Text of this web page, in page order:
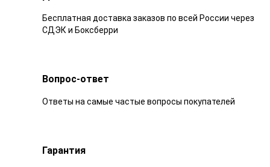
Бесплатная доставка заказов по всей России через
СДЭК и Боксберри
Вопрос-ответ
Ответы на самые частые вопросы покупателей
Гарантия